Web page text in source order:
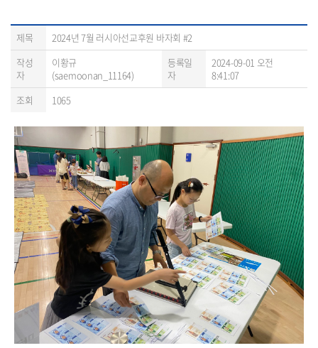
제목
2024년 7월 러시아선교후원 바자회 #2
작성
자
이황규
(saemoonan_11164)
등록일
자
2024-09-01 오전
8:41:07
조회
1065